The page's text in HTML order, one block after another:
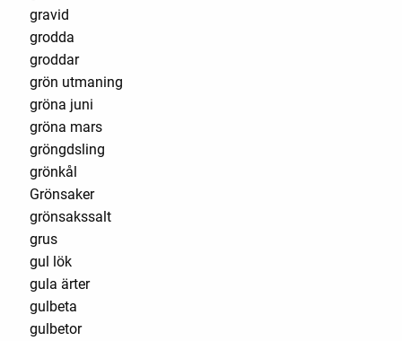
gravid
grodda
groddar
grön utmaning
gröna juni
gröna mars
gröngdsling
grönkål
Grönsaker
grönsakssalt
grus
gul lök
gula ärter
gulbeta
gulbetor